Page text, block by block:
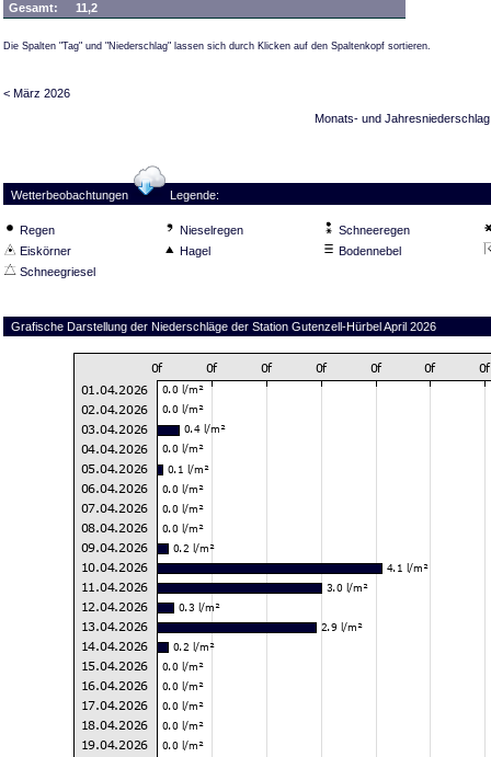
Gesamt:
11,2
Die Spalten "Tag" und "Niederschlag" lassen sich durch Klicken auf den Spaltenkopf sortieren.
< März 2026
Monats- und Jahresniederschlag
Wetterbeobachtungen Legende:
Regen Nieselregen
Schneeregen
Eiskörner
Hagel
Bodennebel
Schneegriesel
Grafische Darstellung der Niederschläge der Station Gutenzell-Hürbel April 2026